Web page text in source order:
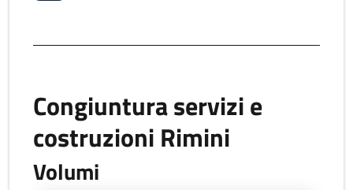
Congiuntura servizi e
costruzioni Rimini
Volumi